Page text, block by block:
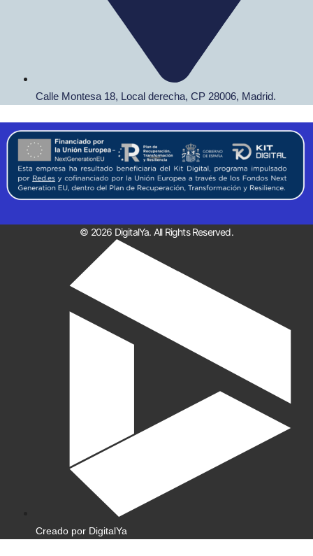
Calle Montesa 18, Local derecha, CP 28006, Madrid.
© 2026 DigitalYa. All Rights Reserved.
Creado por DigitalYa